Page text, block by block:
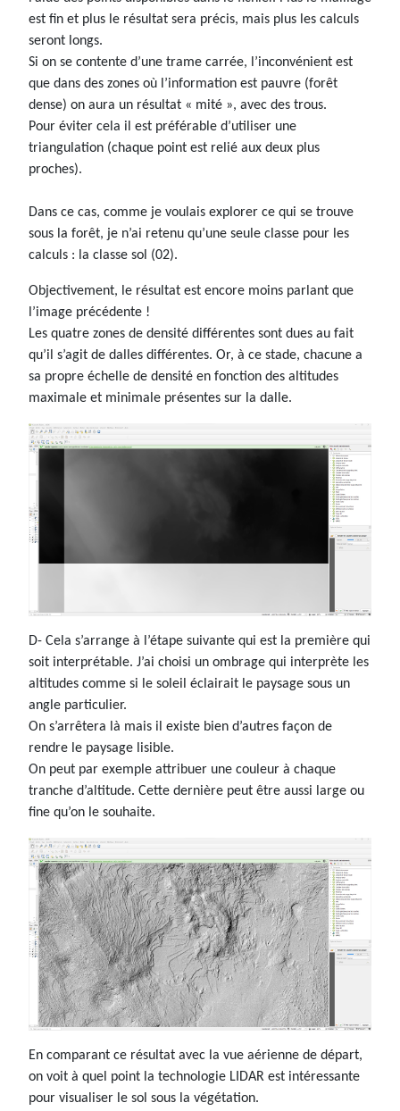
est fin et plus le résultat sera précis, mais plus les calculs
seront longs.
Si on se contente d’une trame carrée, l’inconvénient est
que dans des zones où l’information est pauvre (forêt
dense) on aura un résultat « mité », avec des trous.
Pour éviter cela il est préférable d’utiliser une
triangulation (chaque point est relié aux deux plus
proches).
Dans ce cas, comme je voulais explorer ce qui se trouve
sous la forêt, je n’ai retenu qu’une seule classe pour les
calculs : la classe sol (02).
Objectivement, le résultat est encore moins parlant que
l’image précédente !
Les quatre zones de densité différentes sont dues au fait
qu’il s’agit de dalles différentes. Or, à ce stade, chacune a
sa propre échelle de densité en fonction des altitudes
maximale et minimale présentes sur la dalle.
D- Cela s’arrange à l’étape suivante qui est la première qui
soit interprétable. J’ai choisi un ombrage qui interprète les
altitudes comme si le soleil éclairait le paysage sous un
angle particulier.
On s’arrêtera là mais il existe bien d’autres façon de
rendre le paysage lisible.
On peut par exemple attribuer une couleur à chaque
tranche d’altitude. Cette dernière peut être aussi large ou
fine qu’on le souhaite.
En comparant ce résultat avec la vue aérienne de départ,
on voit à quel point la technologie LIDAR est intéressante
pour visualiser le sol sous la végétation.